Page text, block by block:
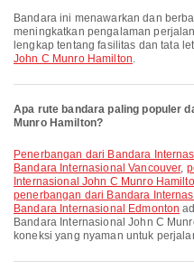
Bandara ini menawarkan dan berbagai fasilitas lainnya untuk
meningkatkan pengalaman
lengkap tentang fasilitas dan tata
John C Munro Hamilton.
Apa rute bandara paling populer
Munro Hamilton?
penerbangan dari Bandara Internasional John C Munro Hamilton ke
Bandara Internasional Vancouver,
Internasional John C Munro
penerbangan dari Bandara
Bandara Internasional Edmonton
Bandara Internasional John C
koneksi yang nyaman untuk